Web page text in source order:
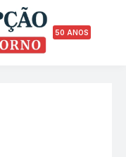
50 ANOS